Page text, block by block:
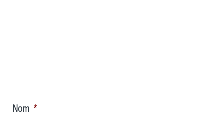
Nom *